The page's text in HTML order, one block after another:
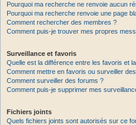
Pourquoi ma recherche ne renvoie aucun
Pourquoi ma recherche renvoie une page
Comment rechercher des membres ?
Comment puis-je trouver mes propres
Surveillance et favoris
Quelle est la différence entre les favoris et
Comment mettre en favoris ou surveiller
Comment surveiller des forums ?
Comment puis-je supprimer mes
Fichiers joints
Quels fichiers joints sont autorisés sur ce